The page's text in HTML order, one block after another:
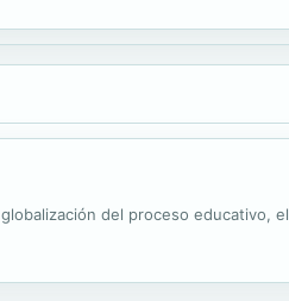
del proceso educativo, el